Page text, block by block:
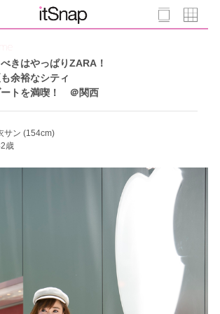
きはやっぱりZARA！
余裕なシティ
ートを満喫！ ＠関西
サン (154cm)
歳